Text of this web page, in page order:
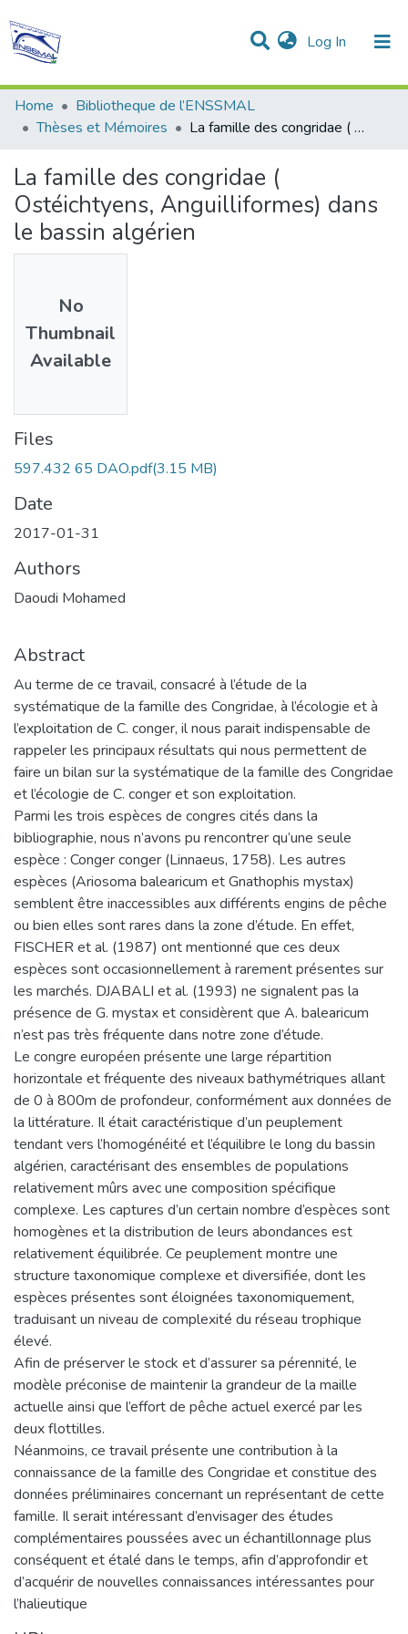
Log In (current)
Statistics
Communities & Collections
All of DSpace
Home
Bibliotheque de l’ENSSMAL
Thèses et Mémoires
La famille des congridae ( Ostéichtyens, Anguilliformes) dans le bassin algérien
La famille des congridae (
Ostéichtyens, Anguilliformes) dans
le bassin algérien
No
Thumbnail
Available
Files
597.432 65 DAO.pdf(3.15 MB)
Date
2017-01-31
Authors
Daoudi Mohamed
Abstract
Au terme de ce travail, consacré à l’étude de la
systématique de la famille des Congridae, à l’écologie et à
l’exploitation de C. conger, il nous parait indispensable de
rappeler les principaux résultats qui nous permettent de
faire un bilan sur la systématique de la famille des Congridae
et l’écologie de C. conger et son exploitation.
Parmi les trois espèces de congres cités dans la
bibliographie, nous n’avons pu rencontrer qu’une seule
espèce : Conger conger (Linnaeus, 1758). Les autres
espèces (Ariosoma balearicum et Gnathophis mystax)
semblent être inaccessibles aux différents engins de pêche
ou bien elles sont rares dans la zone d’étude. En effet,
FISCHER et al. (1987) ont mentionné que ces deux
espèces sont occasionnellement à rarement présentes sur
les marchés. DJABALI et al. (1993) ne signalent pas la
présence de G. mystax et considèrent que A. balearicum
n’est pas très fréquente dans notre zone d’étude.
Le congre européen présente une large répartition
horizontale et fréquente des niveaux bathymétriques allant
de 0 à 800m de profondeur, conformément aux données de
la littérature. Il était caractéristique d’un peuplement
tendant vers l’homogénéité et l’équilibre le long du bassin
algérien, caractérisant des ensembles de populations
relativement mûrs avec une composition spécifique
complexe. Les captures d’un certain nombre d’espèces sont
homogènes et la distribution de leurs abondances est
relativement équilibrée. Ce peuplement montre une
structure taxonomique complexe et diversifiée, dont les
espèces présentes sont éloignées taxonomiquement,
traduisant un niveau de complexité du réseau trophique
élevé.
Afin de préserver le stock et d’assurer sa pérennité, le
modèle préconise de maintenir la grandeur de la maille
actuelle ainsi que l’effort de pêche actuel exercé par les
deux flottilles.
Néanmoins, ce travail présente une contribution à la
connaissance de la famille des Congridae et constitue des
données préliminaires concernant un représentant de cette
famille. Il serait intéressant d’envisager des études
complémentaires poussées avec un échantillonnage plus
conséquent et étalé dans le temps, afin d’approfondir et
d’acquérir de nouvelles connaissances intéressantes pour
l’halieutique